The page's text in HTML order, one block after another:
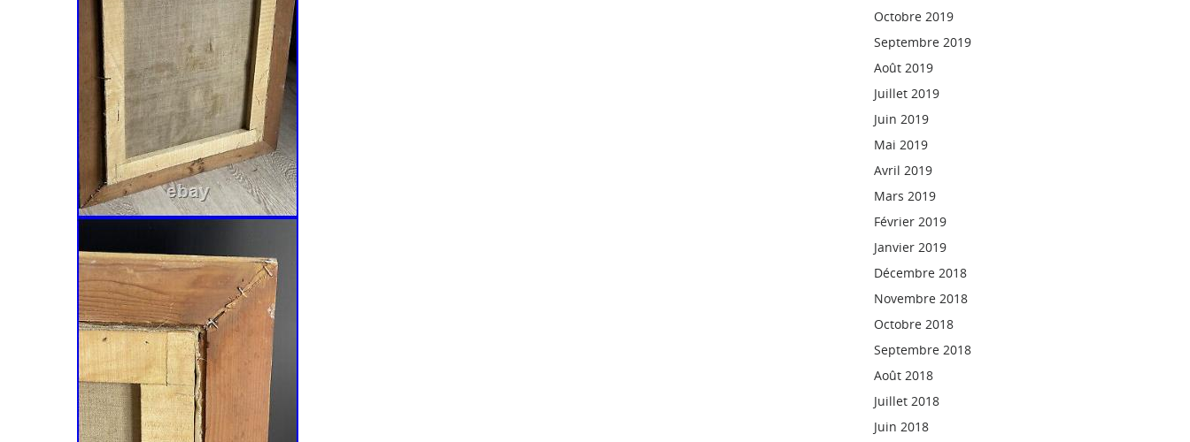
Octobre 2019
Septembre 2019
Août 2019
Juillet 2019
Juin 2019
Mai 2019
Avril 2019
Mars 2019
Février 2019
Janvier 2019
Décembre 2018
Novembre 2018
Octobre 2018
Septembre 2018
Août 2018
Juillet 2018
Juin 2018